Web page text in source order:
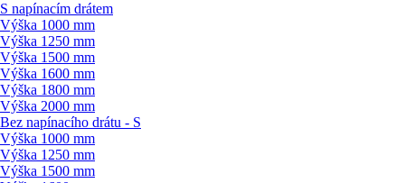
S napínacím drátem
Výška 1000 mm
Výška 1250 mm
Výška 1500 mm
Výška 1600 mm
Výška 1800 mm
Výška 2000 mm
Bez napínacího drátu - S
Výška 1000 mm
Výška 1250 mm
Výška 1500 mm